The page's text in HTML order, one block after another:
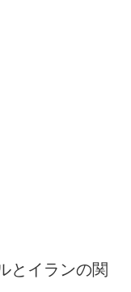
とイランの関